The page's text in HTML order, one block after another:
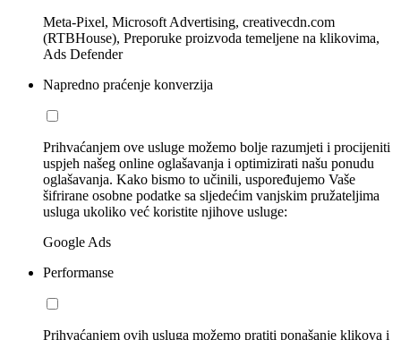
Meta-Pixel, Microsoft Advertising, creativecdn.com
(RTBHouse), Preporuke proizvoda temeljene na klikovima,
Ads Defender
Napredno praćenje konverzija
Prihvaćanjem ove usluge možemo bolje razumjeti i procijeniti
uspjeh našeg online oglašavanja i optimizirati našu ponudu
oglašavanja. Kako bismo to učinili, uspoređujemo Vaše
šifrirane osobne podatke sa sljedećim vanjskim pružateljima
usluga ukoliko već koristite njihove usluge:
Google Ads
Performanse
Prihvaćanjem ovih usluga možemo pratiti ponašanje klikova i